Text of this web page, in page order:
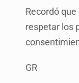
Recordó
respetar los
GR